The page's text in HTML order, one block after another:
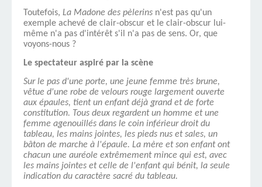
Toutefois, La Madone des pèlerins n'est pas qu'un
exemple achevé de clair-obscur et le clair-obscur lui-
même n'a pas d'intérêt s'il n'a pas de sens. Or, que
voyons-nous ?
Le spectateur aspiré par la scène
Sur le pas d'une porte, une jeune femme très brune,
vêtue d'une robe de velours rouge largement ouverte
aux épaules, tient un enfant déjà grand et de forte
constitution. Tous deux regardent un homme et une
femme agenouillés dans le coin inférieur droit du
tableau, les mains jointes, les pieds nus et sales, un
bâton de marche à l'épaule. La mère et son enfant ont
chacun une auréole extrêmement mince qui est, avec
les mains jointes et celle de l'enfant qui bénit, la seule
indi­cation du caractère sacré du tableau.